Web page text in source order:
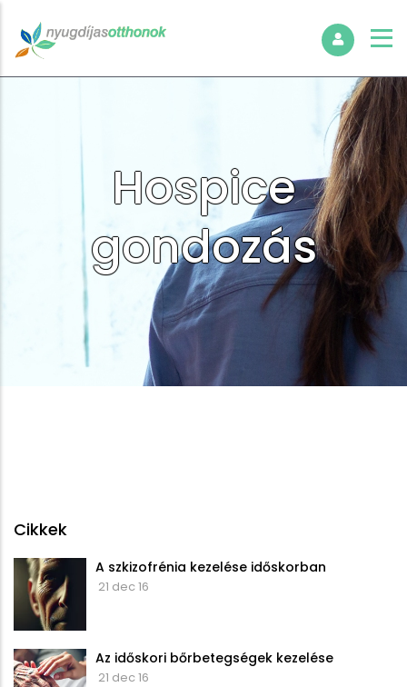
Hospice
gondozás
Morzsa
Cikkek
A szkizofrénia kezelése időskorban
21 dec 16
Az időskori bőrbetegségek kezelése
21 dec 16